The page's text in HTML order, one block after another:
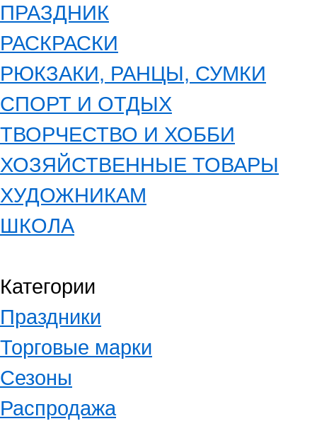
ПРАЗДНИК
РАСКРАСКИ
РЮКЗАКИ, РАНЦЫ, СУМКИ
СПОРТ И ОТДЫХ
ТВОРЧЕСТВО И ХОББИ
ХОЗЯЙСТВЕННЫЕ ТОВАРЫ
ХУДОЖНИКАМ
ШКОЛА
Категории
Праздники
Торговые марки
Сезоны
Распродажа